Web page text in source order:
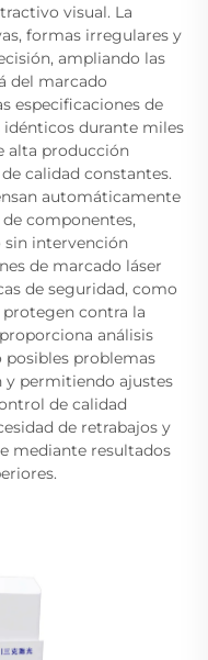
visual. La
formas irregulares y
ampliando las
del marcado
especificaciones de
durante miles
alta producción
calidad constantes.
automáticamente
componentes,
sin intervención
de marcado láser
de seguridad, como
contra la
análisis
problemas
y permitiendo ajustes
de calidad
de retrabajos y
mediante resultados